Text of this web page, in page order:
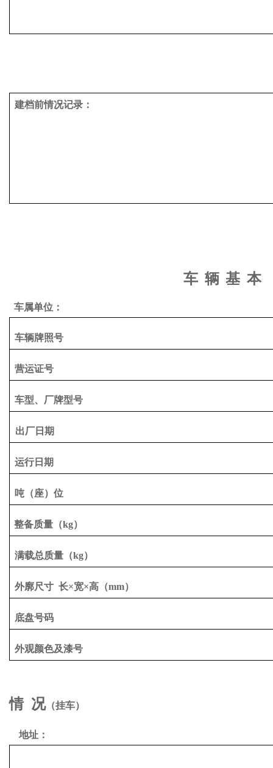
建档前情况记录：
车 辆 基 本
车属单位：
车辆牌照号
营运证号
车型、厂牌型号
出厂日期
运行日期
吨（座）位
整备质量（kg）
满载总质量（kg）
外廓尺寸 长×宽×高（mm）
底盘号码
外观颜色及漆号
情 况（挂车）
地址：